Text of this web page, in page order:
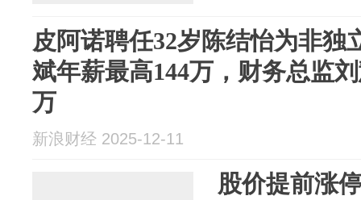
皮阿诺聘任32岁陈结怡为非独
斌年薪最高144万，财务总监
万
新浪财经 2025-12-11
股价提前涨